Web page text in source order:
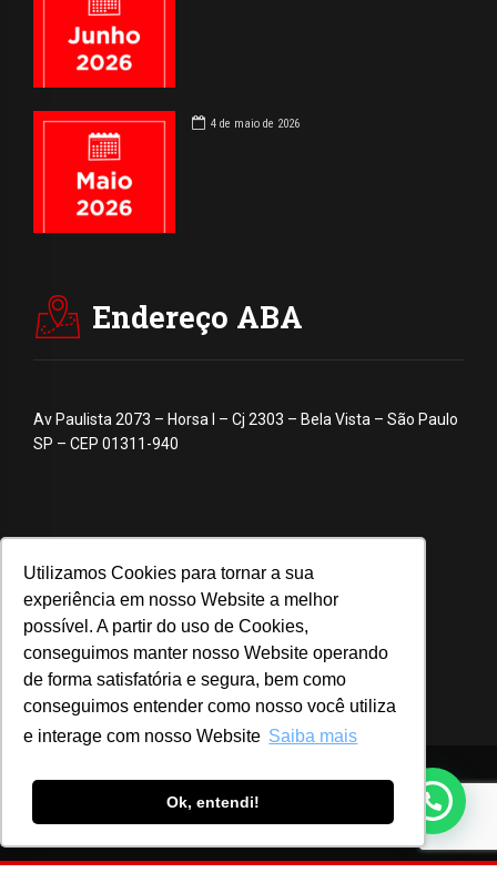
Utilizamos Cookies para tornar a sua
experiência em nosso Website a melhor
possível. A partir do uso de Cookies,
conseguimos manter nosso Website operando
de forma satisfatória e segura, bem como
conseguimos entender como nosso você utiliza
e interage com nosso Website Saiba mais
Ok, entendi!
4 de maio de 2026
Endereço ABA
Av Paulista 2073 – Horsa I – Cj 2303 – Bela Vista – São Paulo
SP – CEP 01311-940
© 2020 ABA – Associação Brasileira de Anunciantes
Login Notícias Advocacy Webinar